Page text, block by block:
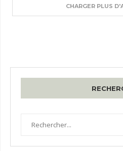
CHARGER PLUS